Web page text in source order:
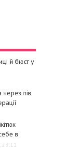
й бюст у
через пів
в
23:11